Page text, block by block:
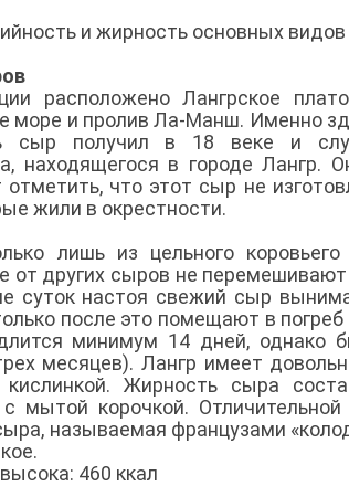
и жирность основных
расположено Лангрское
и пролив Ла-Манш. Именно
сыр получил в 18 веке и
находящегося в городе
что этот сыр не
жили в окрестности.
лишь из цельного
от других сыров не
суток настоя свежий сыр
после это помещают в
минимум 14 дней, однако
месяцев). Лангр имеет
Жирность сыра
мытой корочкой.
называемая французами
460 ккал